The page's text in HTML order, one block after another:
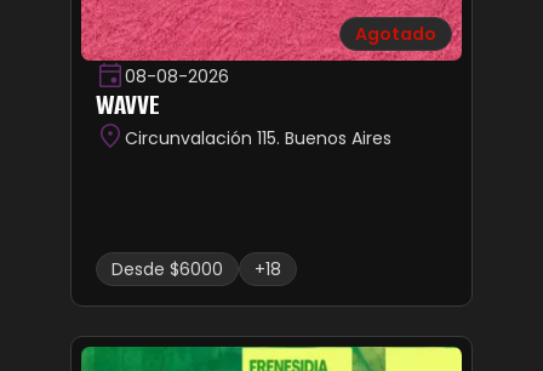
Agotado
08-08-2026
WAVVE
Circunvalación 115. Buenos Aires
Desde $6000 +18